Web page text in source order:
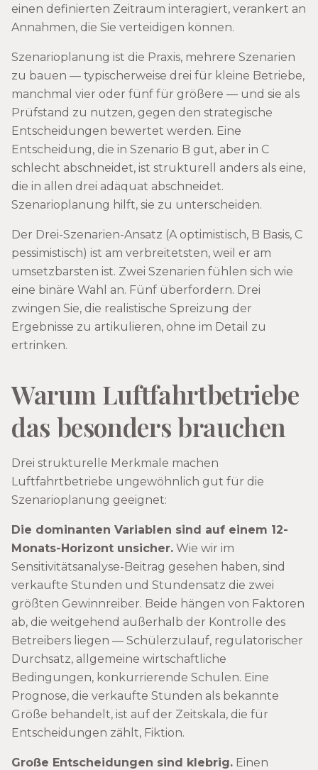
einen definierten Zeitraum interagiert, verankert an
Annahmen, die Sie verteidigen können.
Szenarioplanung ist die Praxis, mehrere Szenarien
zu bauen — typischerweise drei für kleine Betriebe,
manchmal vier oder fünf für größere — und sie als
Prüfstand zu nutzen, gegen den strategische
Entscheidungen bewertet werden. Eine
Entscheidung, die in Szenario B gut, aber in C
schlecht abschneidet, ist strukturell anders als eine,
die in allen drei adäquat abschneidet.
Szenarioplanung hilft, sie zu unterscheiden.
Der Drei-Szenarien-Ansatz (A optimistisch, B Basis, C
pessimistisch) ist am verbreitetsten, weil er am
umsetzbarsten ist. Zwei Szenarien fühlen sich wie
eine binäre Wahl an. Fünf überfordern. Drei
zwingen Sie, die realistische Spreizung der
Ergebnisse zu artikulieren, ohne im Detail zu
ertrinken.
Warum Luftfahrtbetriebe
das besonders brauchen
Drei strukturelle Merkmale machen
Luftfahrtbetriebe ungewöhnlich gut für die
Szenarioplanung geeignet:
Die dominanten Variablen sind auf einem 12-
Monats-Horizont unsicher. Wie wir im
Sensitivitätsanalyse-Beitrag gesehen haben, sind
verkaufte Stunden und Stundensatz die zwei
größten Gewinnreiber. Beide hängen von Faktoren
ab, die weitgehend außerhalb der Kontrolle des
Betreibers liegen — Schülerzulauf, regulatorischer
Durchsatz, allgemeine wirtschaftliche
Bedingungen, konkurrierende Schulen. Eine
Prognose, die verkaufte Stunden als bekannte
Größe behandelt, ist auf der Zeitskala, die für
Entscheidungen zählt, Fiktion.
Große Entscheidungen sind klebrig. Einen